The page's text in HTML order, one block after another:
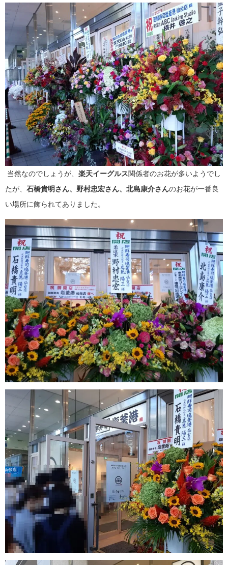
当然なのでしょうが、 楽天イーグルス 関係者のお花が多いようでし
たが、 石橋貴明さん、野村忠宏さん、北島康介さんのお花が一番良
い場所に飾られてありました。